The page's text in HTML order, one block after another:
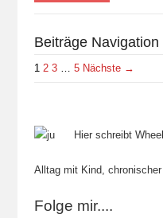
Beiträge Navigation
1 2 3 … 5 Nächste →
Hier schreibt
Alltag mit Kind,
Folge mir....